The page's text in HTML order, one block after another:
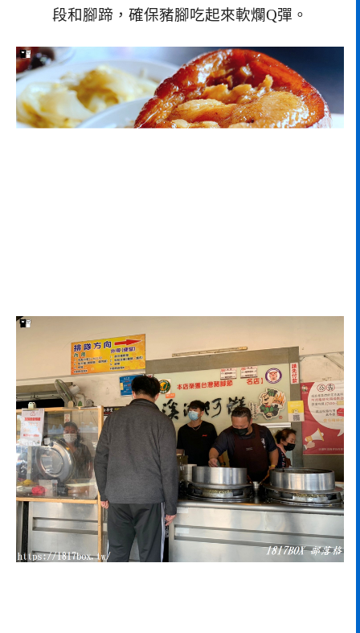
段和腳蹄，確保豬腳吃起來軟爛Q彈。